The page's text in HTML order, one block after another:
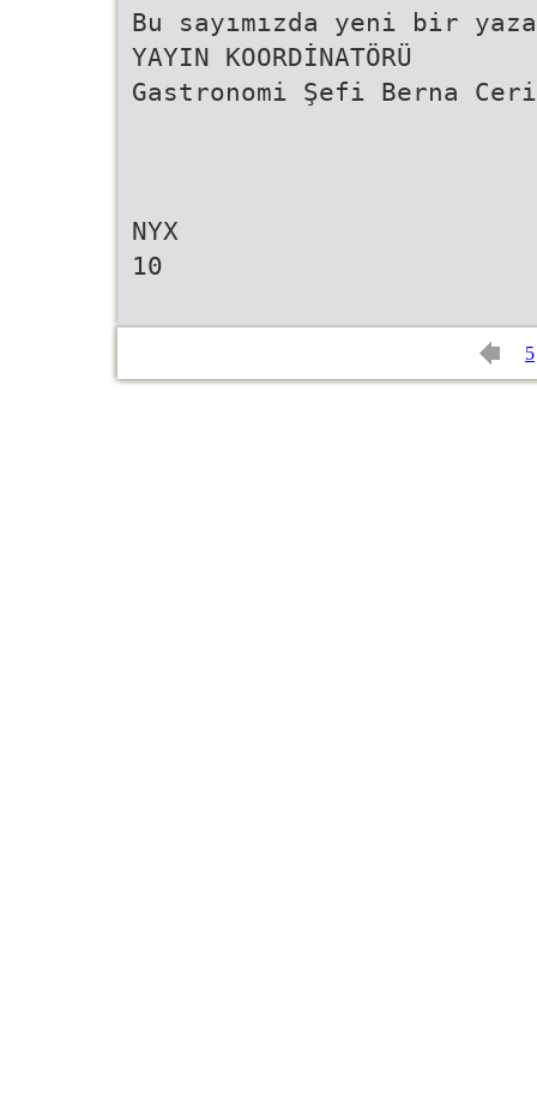
Bu sayımızda yeni bir
YAYIN KOORDİNATÖRÜ
Gastronomi Şefi Berna
NYX
10
5